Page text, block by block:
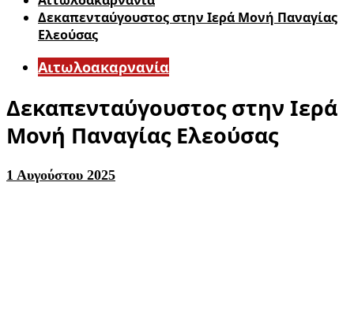
Δεκαπενταύγουστος στην Ιερά Μονή Παναγίας
Ελεούσας
Αιτωλοακαρνανία
Δεκαπενταύγουστος στην Ιερά
Μονή Παναγίας Ελεούσας
1 Αυγούστου 2025